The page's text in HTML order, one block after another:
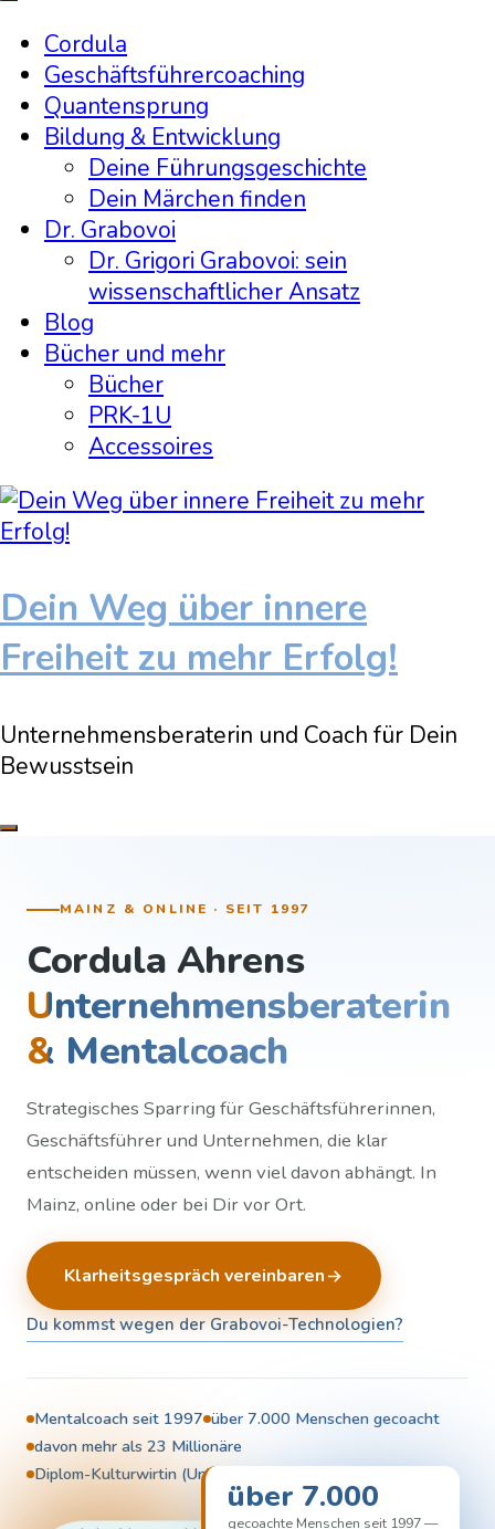
Cordula
Geschäftsführercoaching
Quantensprung
Bildung & Entwicklung
Deine Führungsgeschichte
Dein Märchen finden
Dr. Grabovoi
Dr. Grigori Grabovoi: sein
wissenschaftlicher Ansatz
Blog
Bücher und mehr
Bücher
PRK-1U
Accessoires
Dein Weg über innere
Freiheit zu mehr Erfolg!
Unternehmensberaterin und Coach für Dein
Bewusstsein
MAINZ & ONLINE · SEIT 1997
Cordula Ahrens
Unternehmensberaterin
& Mentalcoach
Strategisches Sparring für Geschäftsführerinnen,
Geschäftsführer und Unternehmen, die klar
entscheiden müssen, wenn viel davon abhängt. In
Mainz, online oder bei Dir vor Ort.
Klarheitsgespräch vereinbaren
Du kommst wegen der Grabovoi-Technologien?
Mentalcoach seit 1997 über 7.000 Menschen gecoacht
davon mehr als 23 Millionäre
Diplom-Kulturwirtin (Univ. Passau)über 7.000
gecoachte Menschen seit 1997 —